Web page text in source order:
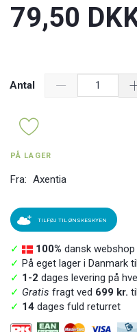
79,50
Antal
PÅ LAGER
Fra: Axentia
TILFØJ TIL ØNSKESKYEN
✓ 100% dansk
✓ På eget lager i Danmark
✓ 1-2 dages levering på
✓ Gratis fragt ved 699 kr.
✓ 14 dages fuld returret